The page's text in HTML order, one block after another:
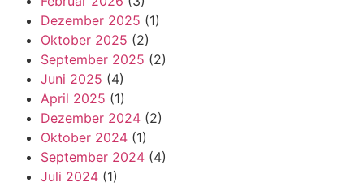
Dezember 2025 (1)
Oktober 2025 (2)
September 2025 (2)
Juni 2025 (4)
April 2025 (1)
Dezember 2024 (2)
Oktober 2024 (1)
September 2024 (4)
Juli 2024 (1)